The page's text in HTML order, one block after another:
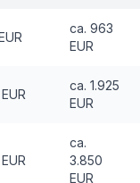
ca. 963
EUR
ca. 1.925
EUR
ca.
3.850
EUR